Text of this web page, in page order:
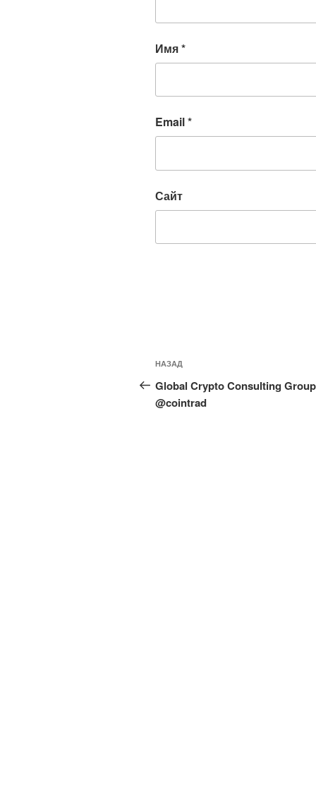
Имя*
Email*
Сайт
Навигация
по
записям
Предыдущая
запись:
НАЗАД
Global Crypto Consulting Group
@cointrad